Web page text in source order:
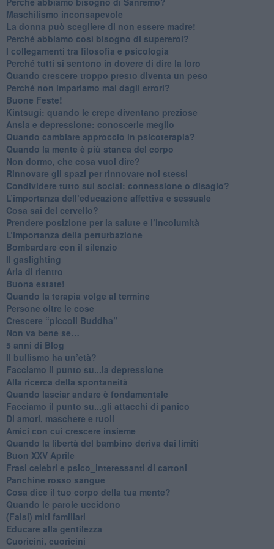
​Maschilismo inconsapevole
​La donna può scegliere di non essere madre!
​Perché abbiamo così bisogno di supereroi?
​I collegamenti tra filosofia e psicologia
​Perché tutti si sentono in dovere di dire la loro
​Quando crescere troppo presto diventa un peso
​Perché non impariamo mai dagli errori?
​Buone Feste!
​Kintsugi: quando le crepe diventano preziose
Ansia e depressione: conoscerle meglio
Quando cambiare approccio in psicoterapia?
​Quando la mente è più stanca del corpo
Non dormo, che cosa vuol dire?
​Rinnovare gli spazi per rinnovare noi stessi
​Condividere tutto sui social: connessione o disagio?
​L’importanza dell’educazione affettiva e sessuale
​Cosa sai del cervello?
Prendere posizione per la salute e l’incolumità
L’importanza della perturbazione
​Bombardare con il silenzio
Il gaslighting
Aria di rientro
Buona estate!
​Quando la terapia volge al termine
​Persone oltre le cose
​Crescere “piccoli Buddha”
Non va bene se…
​5 anni di Blog
​Il bullismo ha un’età?
Facciamo il punto su...la depressione
​Alla ricerca della spontaneità
​Quando lasciar andare è fondamentale
Facciamo il punto su...gli attacchi di panico
Di amori, maschere e ruoli
​Amici con cui crescere insieme
​Quando la libertà del bambino deriva dai limiti
Buon XXV Aprile
​Frasi celebri e psico_interessanti di cartoni
​Panchine rosso sangue
​Cosa dice il tuo corpo della tua mente?
​Quando le parole uccidono
​(Falsi) miti familiari
​Educare alla gentilezza
​Cuoricini, cuoricini